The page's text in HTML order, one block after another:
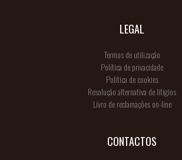
LEGAL
Termos de utilização
Política de privacidade
Política de cookies
Resolução alternativa de litígios
Livro de reclamações on-line
CONTACTOS